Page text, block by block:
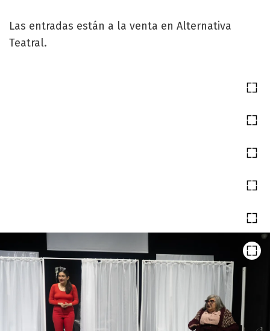
Las entradas están a la venta en Alternativa
Teatral.